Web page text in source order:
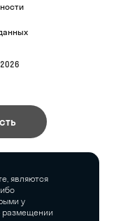
являются
у
размещении